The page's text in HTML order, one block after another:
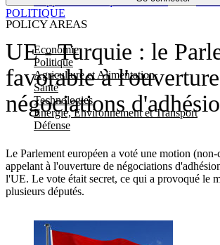
POLICY AREAS
Economie
Politique
Agriculture et Alimentation
Santé
Technologies
Energie, Environnement et Transport
Défense
UE - Turquie : le
favorable à
négociations
Le Parlement européen a voté une motion
appelant à l'ouverture de négociations
l'UE. Le vote était secret, ce qui a provoqué le
plusieurs députés.
POLITIQUE